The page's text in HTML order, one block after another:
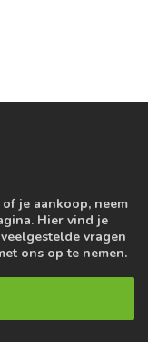
je aankoop, neem
Hier vind je
vragen
ons op te nemen.